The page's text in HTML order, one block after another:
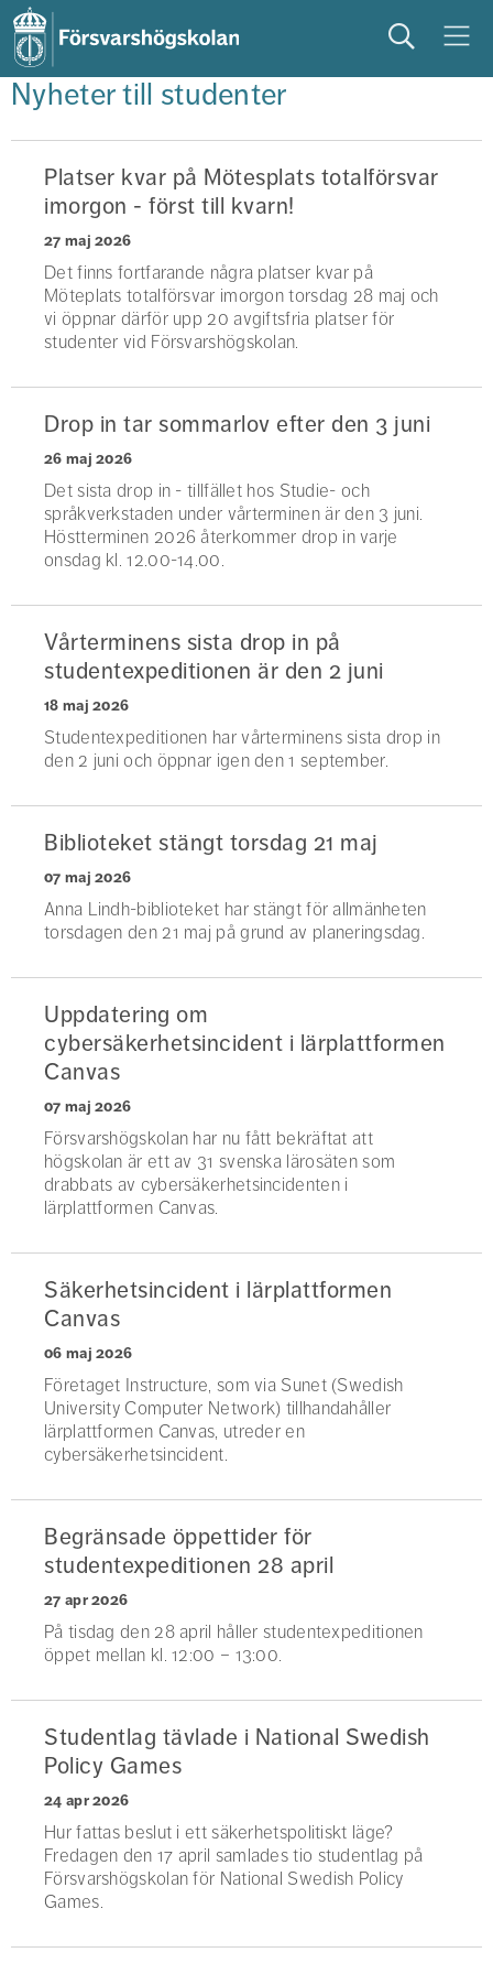
Sök Meny
studera på campus studentliv
Nyheter till studenter
Platser kvar på Mötesplats totalförsvar
imorgon - först till kvarn!
27 maj 2026
Det finns fortfarande några platser kvar på
Möteplats totalförsvar imorgon torsdag 28 maj och
vi öppnar därför upp 20 avgiftsfria platser för
studenter vid Försvarshögskolan.
Drop in tar sommarlov efter den 3 juni
26 maj 2026
Det sista drop in - tillfället hos Studie- och
språkverkstaden under vårterminen är den 3 juni.
Höstterminen 2026 återkommer drop in varje
onsdag kl. 12.00-14.00.
Vårterminens sista drop in på
studentexpeditionen är den 2 juni
18 maj 2026
Studentexpeditionen har vårterminens sista drop in
den 2 juni och öppnar igen den 1 september.
Biblioteket stängt torsdag 21 maj
07 maj 2026
Anna Lindh-biblioteket har stängt för allmänheten
torsdagen den 21 maj på grund av planeringsdag.
Uppdatering om
cybersäkerhetsincident i lärplattformen
Canvas
07 maj 2026
Försvarshögskolan har nu fått bekräftat att
högskolan är ett av 31 svenska lärosäten som
drabbats av cybersäkerhetsincidenten i
lärplattformen Canvas.
Säkerhetsincident i lärplattformen
Canvas
06 maj 2026
Företaget Instructure, som via Sunet (Swedish
University Computer Network) tillhandahåller
lärplattformen Canvas, utreder en
cybersäkerhetsincident.
Begränsade öppettider för
studentexpeditionen 28 april
27 apr 2026
På tisdag den 28 april håller studentexpeditionen
öppet mellan kl. 12:00 – 13:00.
Studentlag tävlade i National Swedish
Policy Games
24 apr 2026
Hur fattas beslut i ett säkerhetspolitiskt läge?
Fredagen den 17 april samlades tio studentlag på
Försvarshögskolan för National Swedish Policy
Games.